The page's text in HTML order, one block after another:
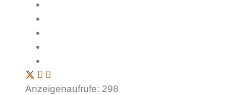
Anzeigenaufrufe: 298